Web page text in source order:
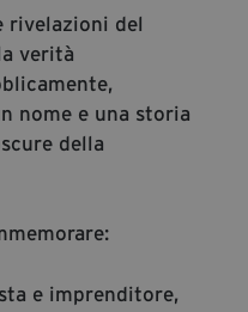
rivelazioni del
verità
nome e una storia
della
e imprenditore,